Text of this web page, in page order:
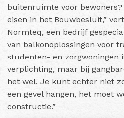
buitenruimte voor bewoners?
eisen in het Bouwbesluit,”
Normteq, een bedrijf
van balkonoplossingen voor
studenten- en zorgwoningen
verplichting, maar bij
het wel. Je kunt echter niet
een gevel hangen, het moet
constructie.”